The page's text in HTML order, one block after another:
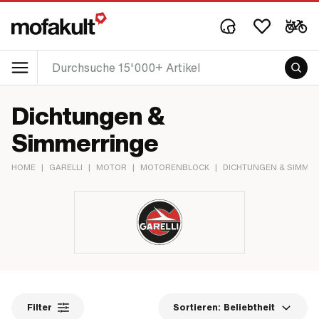
Dichtungen &
Simmerringe
HOME | GARELLI | MOTOR | MOTORENBLOCK | DICHTUNGEN &
Filter Sortieren: Beliebtheit